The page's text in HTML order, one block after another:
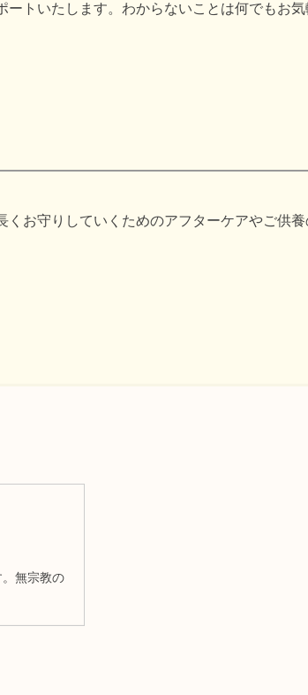
トいたします。わからないことは何でもお
お守りしていくためのアフターケアやご供養
無宗教の